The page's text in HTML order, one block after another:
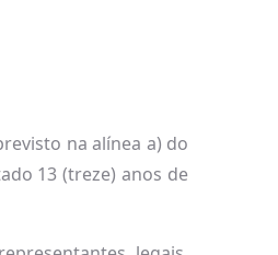
na alínea a) do
13 (treze) anos de